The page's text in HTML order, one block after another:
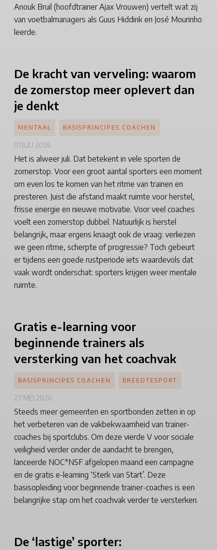
Anouk Bruil (hoofdtrainer Ajax Vrouwen) vertelt wat zij
van voetbalmanagers als Guus Hiddink en José Mourinho
leerde.
De kracht van verveling: waarom
de zomerstop meer oplevert dan
je denkt
Het is alweer juli. Dat betekent in vele sporten de
zomerstop. Voor een groot aantal sporters een moment
om even los te komen van het ritme van trainen en
presteren. Juist die afstand maakt ruimte voor herstel,
frisse energie en nieuwe motivatie. Voor veel coaches
voelt een zomerstop dubbel. Natuurlijk is herstel
belangrijk, maar ergens knaagt ook de vraag: verliezen
we geen ritme, scherpte of progressie? Toch gebeurt
er tijdens een goede rustperiode iets waardevols dat
vaak wordt onderschat: sporters krijgen weer mentale
ruimte.
MENTAAL BASISPRINCIPES COACHEN
01 JULI 2026
Gratis e-learning voor
beginnende trainers als
versterking van het coachvak
Steeds meer gemeenten en sportbonden zetten in op
het verbeteren van de vakbekwaamheid van trainer-
coaches bij sportclubs. Om deze vierde V voor sociale
veiligheid verder onder de aandacht te brengen,
lanceerde NOC*NSF afgelopen maand een campagne
en de gratis e-learning ‘Sterk van Start’. Deze
basisopleiding voor beginnende trainer-coaches is een
belangrijke stap om het coachvak verder te versterken.
BASISPRINCIPES COACHEN BREEDTESPORT
27 MEI 2026
De ‘lastige’ sporter: